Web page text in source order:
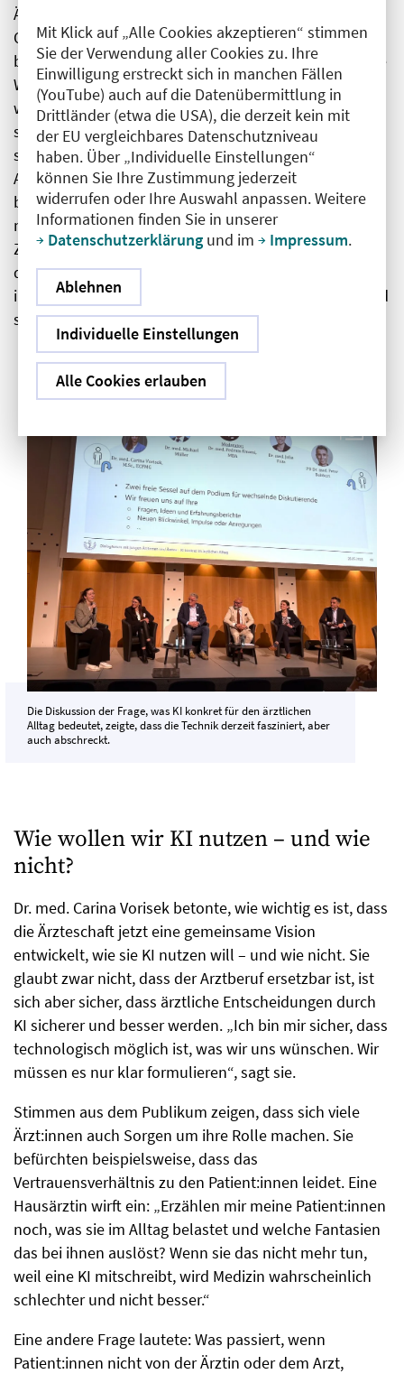
Mit Klick auf „Alle Cookies akzeptieren“ stimmen
Sie der Verwendung aller Cookies zu. Ihre
Einwilligung erstreckt sich in manchen Fällen
(YouTube) auch auf die Datenübermittlung in
Drittländer (etwa die USA), die derzeit kein mit
der EU vergleichbares Datenschutzniveau
haben. Über „Individuelle Einstellungen“
können Sie Ihre Zustimmung jederzeit
widerrufen oder Ihre Auswahl anpassen. Weitere
Informationen finden Sie in unserer
Datenschutzerklärung und im Impressum.
Ablehnen
Individuelle Einstellungen
Alle Cookies erlauben
Ärztekammer Berlin, unterstrich die Bedeutung der
Qualitätssicherung und gab zu bedenken: „Dafür
brauchen wir aber auch die Expertise. Wenn wir uns die
Weiterbildungsordnung anschauen, werden wir
wahrscheinlich viele Punkte finden, bei denen wir
sagen: Das kann KI mindestens genauso gut.“ Aus
seiner Sicht ist es deshalb auch eine entscheidende
Aufgabe der Kammern, die medizinische Expertise zu
bewahren – selbst dann, wenn diese im Alltag kaum
noch angewendet wird. Das ist derzeit noch
Zukunftsmusik, dennoch müssten jetzt die Weichen
dafür gestellt werden, so Bobbert mit Nachdruck. Für
ihn ist es wichtig, dass die Kammern dementsprechend
schnell handeln.
Die Diskussion der Frage, was KI konkret für den ärztlichen
Alltag bedeutet, zeigte, dass die Technik derzeit fasziniert, aber
auch abschreckt.
Wie wollen wir KI nutzen – und wie
nicht?
Dr. med. Carina Vorisek betonte, wie wichtig es ist, dass
die Ärzteschaft jetzt eine gemeinsame Vision
entwickelt, wie sie KI nutzen will – und wie nicht. Sie
glaubt zwar nicht, dass der Arztberuf ersetzbar ist, ist
sich aber sicher, dass ärztliche Entscheidungen durch
KI sicherer und besser werden. „Ich bin mir sicher, dass
technologisch möglich ist, was wir uns wünschen. Wir
müssen es nur klar formulieren“, sagt sie.
Stimmen aus dem Publikum zeigen, dass sich viele
Ärzt:innen auch Sorgen um ihre Rolle machen. Sie
befürchten beispielsweise, dass das
Vertrauensverhältnis zu den Patient:innen leidet. Eine
Hausärztin wirft ein: „Erzählen mir meine Patient:innen
noch, was sie im Alltag belastet und welche Fantasien
das bei ihnen auslöst? Wenn sie das nicht mehr tun,
weil eine KI mitschreibt, wird Medizin wahrscheinlich
schlechter und nicht besser.“
Eine andere Frage lautete: Was passiert, wenn
Patient:innen nicht von der Ärztin oder dem Arzt,